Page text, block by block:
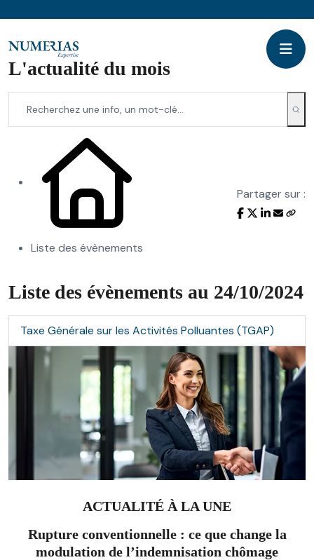
L'actualité du mois
Liste des évènements
Partager sur :
Liste des évènements au 24/10/2024
Taxe Générale sur les Activités Polluantes (TGAP)
ACTUALITÉ À LA UNE
Rupture conventionnelle : ce que change la
modulation de l’indemnisation chômage